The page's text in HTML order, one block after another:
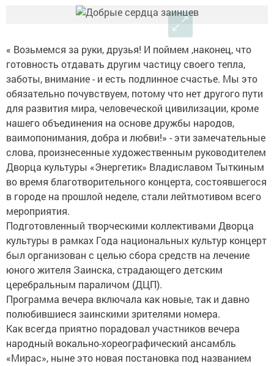
« Возьмемся за руки, друзья! И поймем ,наконец, что
готовность отдавать другим частицу своего тепла,
заботы, внимание - и есть подлинное счастье. Мы это
обязательно почувствуем, потому что нет другого пути
для развития мира, человеческой цивилизации, кроме
нашего объединения на основе дружбы народов,
ваимопонимания, добра и любви!» - эти замечательные
слова, произнесенные художественным руководителем
Дворца культуры «Энергетик» Владиславом Тыткиным
во время благотворительного концерта, состоявшегося
в городе на прошлой неделе, стали лейтмотивом всего
мероприятия.
Подготовленный творческими коллективами Дворца
культуры в рамках Года национальных культур концерт
был организован с целью сбора средств на лечение
юного жителя Заинска, страдающего детским
церебральным параличом (ДЦП).
Программа вечера включала как новые, так и давно
полюбившиеся заинскими зрителями номера.
Как всегда приятно порадовал участников вечера
народный вокально-хореографический ансамбль
«Мирас», ныне это новая постановка под названием